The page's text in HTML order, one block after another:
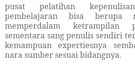
pusat pelatihan
pembelajaran bisa berupa
memperdalam ketrampilan
sementara sang penulis sendiri
kemampuan expertiesnya
nara sumber sesuai bidangnya.